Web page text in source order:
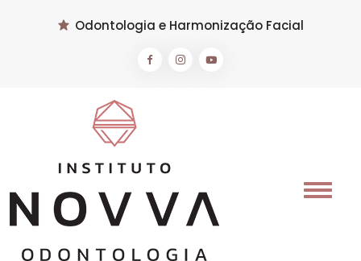
Odontologia e Harmonização Facial